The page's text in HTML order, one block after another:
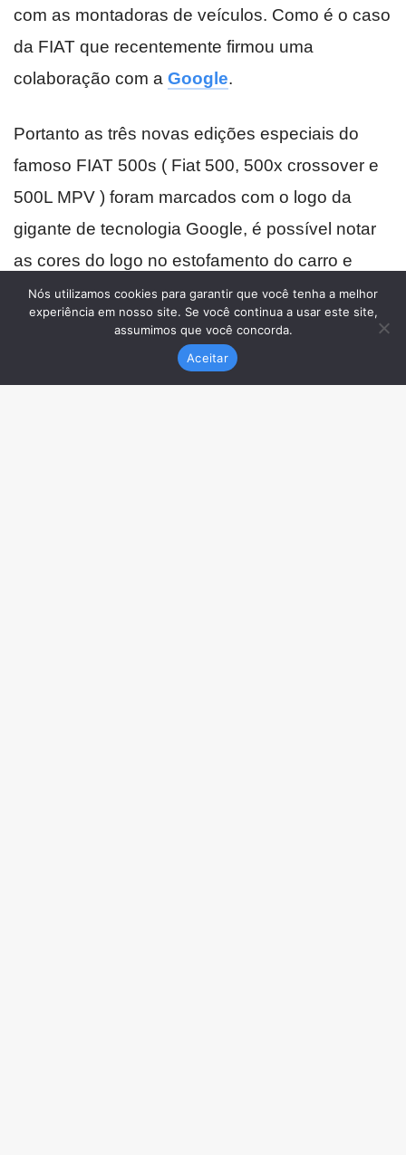
Nós utilizamos cookies para garantir que você tenha a melhor
experiência em nosso site. Se você continua a usar este site,
assumimos que você concorda.
Aceitar